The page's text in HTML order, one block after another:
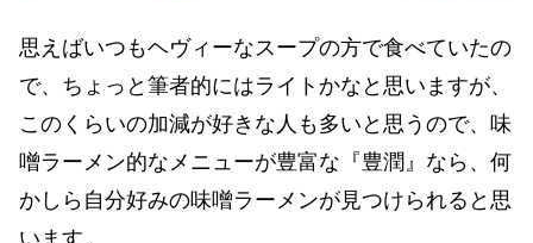
思えばいつもヘヴィーなスープの方で食べていたの
で、ちょっと筆者的にはライトかなと思いますが、
このくらいの加減が好きな人も多いと思うので、味
噌ラーメン的なメニューが豊富な『豊潤』なら、何
かしら自分好みの味噌ラーメンが見つけられると思
います。